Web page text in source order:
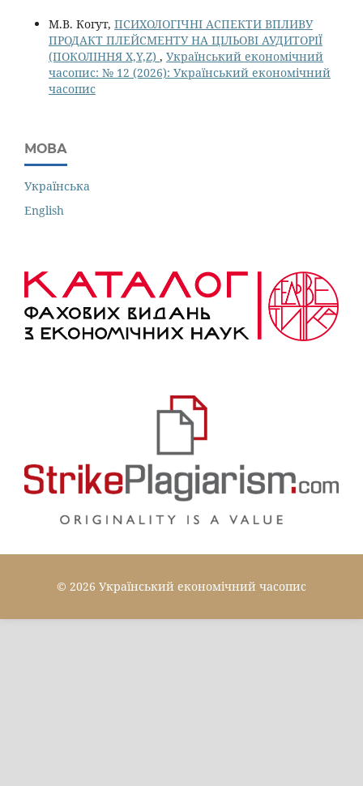
М.В. Когут, ПСИХОЛОГІЧНІ АСПЕКТИ ВПЛИВУ
ПРОДАКТ ПЛЕЙСМЕНТУ НА ЦІЛЬОВІ АУДИТОРІЇ
(ПОКОЛІННЯ X,Y,Z) , Український економічний
часопис: № 12 (2026): Український економічний
часопис
МОВА
Українська
English
© 2026 Український економічний часопис